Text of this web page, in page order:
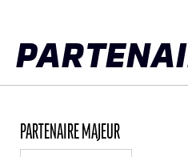
PARTENAIRE MAJEUR